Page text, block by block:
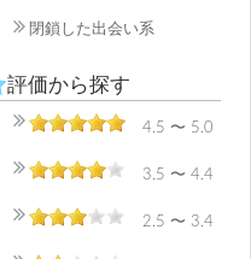
閉鎖した出会い系
評価から探す
4.5 〜 5.0
3.5 〜 4.4
2.5 〜 3.4